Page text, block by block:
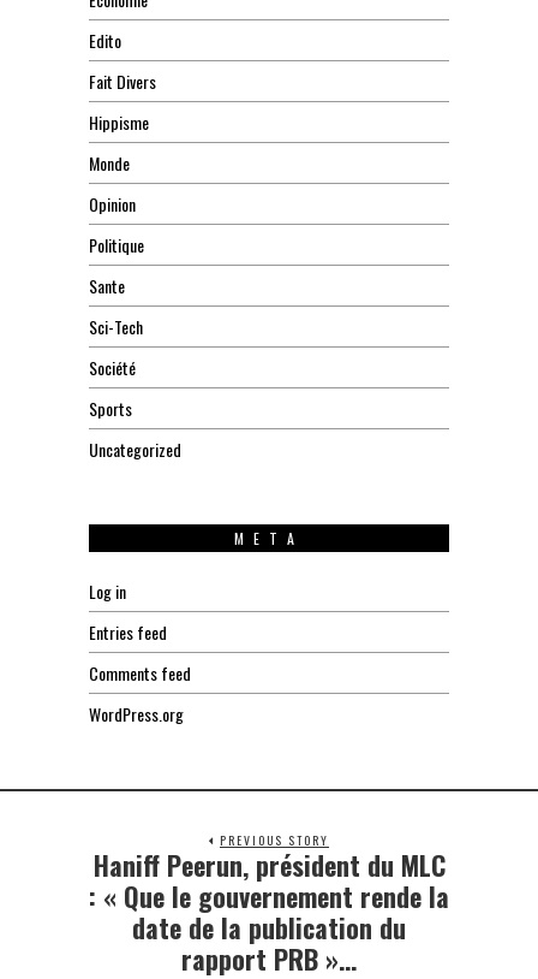
Edito
Fait Divers
Hippisme
Monde
Opinion
Politique
Sante
Sci-Tech
Société
Sports
Uncategorized
META
Log in
Entries feed
Comments feed
WordPress.org
PREVIOUS STORY
Previous
Haniff Peerun, président du MLC
: « Que le gouvernement rende la
date de la publication du
rapport PRB »…